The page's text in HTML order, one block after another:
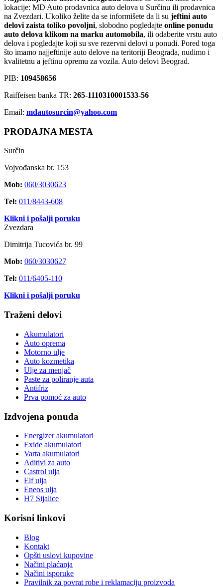
lokacije: MD Auto prodavnica auto delova u Surčinu ili prodavnica
na Zvezdari. Ukoliko želite da se informišete da li su jeftini auto
delovi zaista toliko povoljni, slobodno pogledajte online ponudu
auto delova klikom na marku automobila, ili odaberite vrstu auto
delova i pogledajte koji su sve rezervni delovi u ponudi. Pored toga
što imamo najjeftinije auto delove na teritoriji Beograda, nudimo i
kvalitetnu a jeftinu opremu za vozila. Auto delovi Beograd.
PIB: 109458656
Raiffeisen banka TR: 265-1110310001533-56
Email: mdautosurcin@yahoo.com
PRODAJNA MESTA
Surčin
Vojvođanska br. 153
Mob: 060/3030623
Tel: 011/8443-608
Klikni i pošalji poruku
Zvezdara
Dimitrija Tucovića br. 99
Mob: 060/3030627
Tel: 011/6405-110
Klikni i pošalji poruku
Traženi delovi
Akumulatori
Auto oprema
Motorno ulje
Auto kozmetika
Ulje za menjač
Paste za poliranje auta
Antifriz
Prva pomoć za auto
Izdvojena ponuda
Energizer akumulatori
Exide akumulatori
Varta akumulatori
Aditivi za auto
Castrol ulja
Elf ulja
Eneos ulja
H7 Sijalice
Korisni linkovi
Blog
Kontakt
Opšti uslovi kupovine
Načini plaćanja
Načini isporuke
Pravilnik za povrat robe i reklamaciju proizvoda